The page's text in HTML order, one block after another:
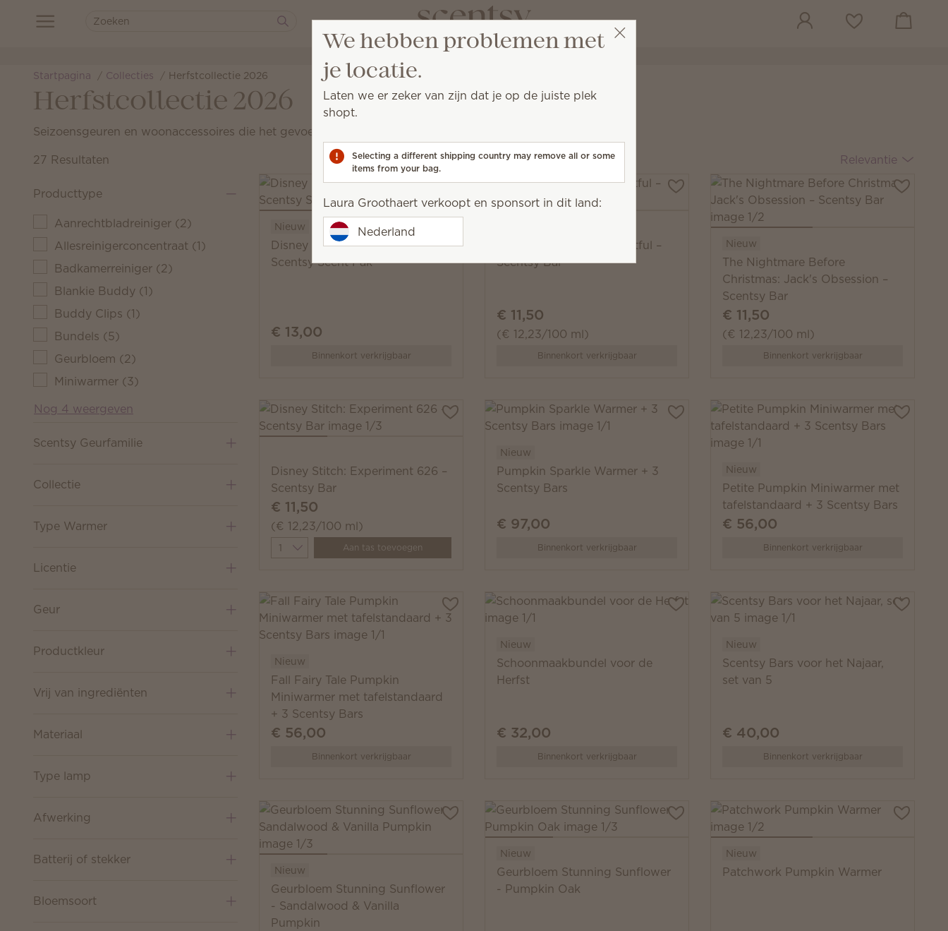
Verlanglijst Winkeltas
Startpagina Collecties Herfstcollectie 2026
Herfstcollectie 2026
Seizoensgeuren en woonaccessoires die het gevoel van de herfst oproepen
27 Resultaten
Relevantie
Producttype
Aanrechtbladreiniger (2)
Allesreinigerconcentraat (1)
Badkamerreiniger (2)
Blankie Buddy (1)
Buddy Clips (1)
Bundels (5)
Geurbloem (2)
Miniwarmer (3)
Nog 4 weergeven
Scentsy Geurfamilie
Collectie
Type Warmer
Licentie
Geur
Productkleur
Vrij van ingrediënten
Materiaal
Type lamp
Afwerking
Batterij of stekker
Bloemsoort
Nieuw
Disney Frightfully Delightful –
Scentsy Scent Pak
€ 13,00
Binnenkort verkrijgbaar
Disney Frightfully Delightful –
Scentsy Bar
€ 11,50
(€ 12,23/100 ml)
Binnenkort verkrijgbaar
Nieuw
The Nightmare Before
Christmas: Jack's Obsession –
Scentsy Bar
€ 11,50
(€ 12,23/100 ml)
Binnenkort verkrijgbaar
Disney Stitch: Experiment 626 –
Scentsy Bar
€ 11,50
(€ 12,23/100 ml)
Quantity
Aan tas toevoegen
Nieuw
Pumpkin Sparkle Warmer + 3
Scentsy Bars
€ 97,00
Binnenkort verkrijgbaar
Nieuw
Petite Pumpkin Miniwarmer met
tafelstandaard + 3 Scentsy Bars
€ 56,00
Binnenkort verkrijgbaar
Nieuw
Fall Fairy Tale Pumpkin
Miniwarmer met tafelstandaard
+ 3 Scentsy Bars
€ 56,00
Binnenkort verkrijgbaar
Nieuw
Schoonmaakbundel voor de
Herfst
€ 32,00
Binnenkort verkrijgbaar
Nieuw
Scentsy Bars voor het Najaar,
set van 5
€ 40,00
Binnenkort verkrijgbaar
Nieuw
Geurbloem Stunning Sunflower
- Sandalwood & Vanilla
Pumpkin
Nieuw
Geurbloem Stunning Sunflower
- Pumpkin Oak
Nieuw
Patchwork Pumpkin Warmer
We hebben problemen met
je locatie.
Laten we er zeker van zijn dat je op de juiste plek
shopt.
Selecting a different shipping country may remove all or some
items from your bag.
Laura Groothaert verkoopt en sponsort in dit land:
Nederland